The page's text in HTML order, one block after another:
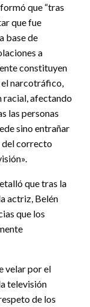
que “tras
que fue
base de
a
constituyen
el narcotráfico,
racial, afectando
las personas
sino entrañar
del correcto
que tras la
actriz, Belén
que los
velar por el
televisión
de los